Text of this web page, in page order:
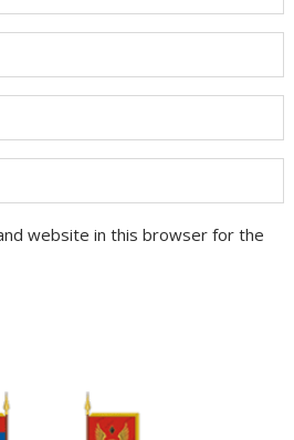
website in this browser for the